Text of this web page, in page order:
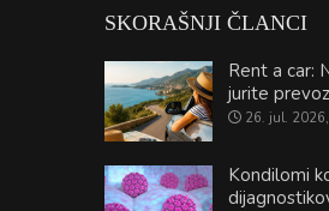
SKORAŠNJI ČLANCI
Rent a car:
jurite
26. jul.
Kondilomi